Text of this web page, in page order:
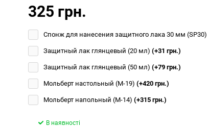
325 грн.
Спонж для нанесения защитного лака 30 мм (SP30)
Защитный лак глянцевый (20 мл) (+31 грн.)
Защитный лак глянцевый (50 мл) (+79 грн.)
Мольберт настольный (М-19) (+420 грн.)
Мольберт напольный (М-14) (+315 грн.)
В наявності